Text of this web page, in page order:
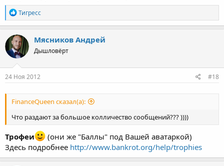
Р
е
а
к
ц
и
и
:
Тигресс
Мясников Андрей
Дышловёрт
24 Ноя 2012 #18
FinanceQueen сказал(а):
Что раздают за большое колличество сообщений??? ))))
Трофеи
(они же "Баллы" под Вашей аватаркой)
Здесь подробнее http://www.bankrot.org/help/trophies